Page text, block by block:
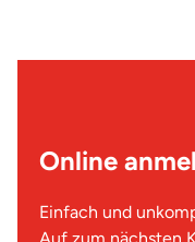
Online
Einfach und